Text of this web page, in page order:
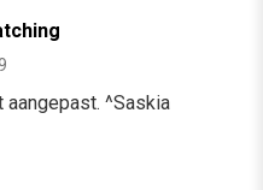
aangepast. ^Saskia